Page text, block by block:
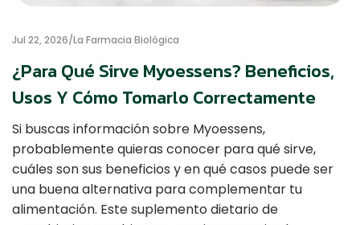
Jul 22, 2026 La Farmacia Biológica
¿Para Qué Sirve Myoessens? Beneficios,
Usos Y Cómo Tomarlo Correctamente
Si buscas información sobre Myoessens,
probablemente quieras conocer para qué sirve,
cuáles son sus beneficios y en qué casos puede ser
una buena alternativa para complementar tu
alimentación. Este suplemento dietario de